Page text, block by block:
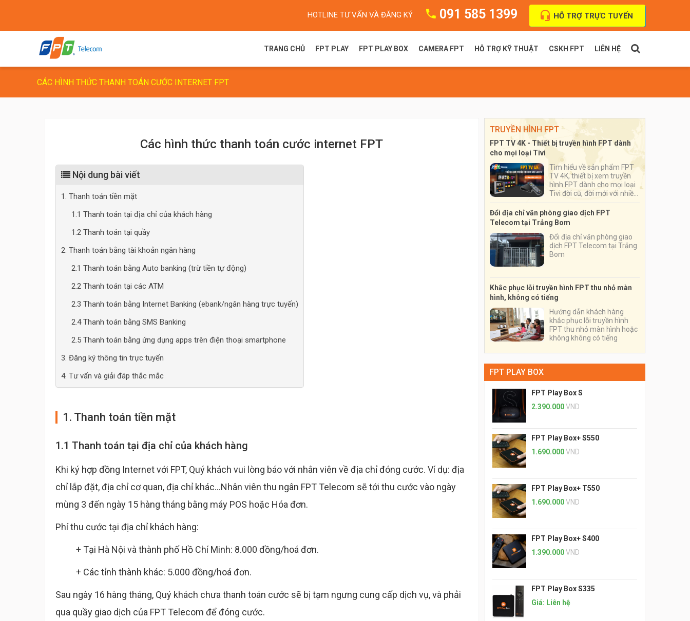
HOTLINE TƯ VẤN VÀ ĐĂNG KÝ 091 585 1399 HỖ TRỢ TRỰC TUYẾN
TRANG CHỦ FPT PLAY FPT PLAY BOX CAMERA FPT HỖ TRỢ KỸ THUẬT CSKH FPT LIÊN HỆ
CÁC HÌNH THỨC THANH TOÁN CƯỚC INTERNET FPT
Các hình thức thanh toán cước internet FPT
Nội dung bài viết
1. Thanh toán tiền mặt
1.1 Thanh toán tại địa chỉ của khách hàng
1.2 Thanh toán tại quầy
2. Thanh toán bằng tài khoản ngân hàng
2.1 Thanh toán bằng Auto banking (trừ tiền tự động)
2.2 Thanh toán tại các ATM
2.3 Thanh toán bằng Internet Banking (ebank/ngân hàng trực tuyến)
2.4 Thanh toán bằng SMS Banking
2.5 Thanh toán bằng ứng dụng apps trên điện thoại smartphone
3. Đăng ký thông tin trực tuyến
4. Tư vấn và giải đáp thắc mắc
1. Thanh toán tiền mặt
1.1 Thanh toán tại địa chỉ của khách hàng
Khi ký hợp đồng Internet với FPT, Quý khách vui lòng báo với nhân viên về địa chỉ đóng cước. Ví dụ: địa
chỉ lắp đặt, địa chỉ cơ quan, địa chỉ khác...Nhân viên thu ngân FPT Telecom sẽ tới thu cước vào ngày
mùng 3 đến ngày 15 hàng tháng bằng máy POS hoặc Hóa đơn.
Phí thu cước tại địa chỉ khách hàng:
+ Tại Hà Nội và thành phố Hồ Chí Minh: 8.000 đồng/hoá đơn.
+ Các tỉnh thành khác: 5.000 đồng/hoá đơn.
Sau ngày 16 hàng tháng, Quý khách chưa thanh toán cước sẽ bị tạm ngưng cung cấp dịch vụ, và phải
qua quầy giao dịch của FPT Telecom để đóng cước.
TRUYỀN HÌNH FPT
FPT TV 4K - Thiết bị truyền hình FPT dành
cho mọi loại Tivi
Tìm hiểu về sản phẩm FPT
TV 4K, thiết bị xem truyền
hình FPT dành cho mọi loại
Tivi đời cũ, đời mới với nhiều
kênh truyền hình lên tới hơn
200 kênh
Đổi địa chỉ văn phòng giao dịch FPT
Telecom tại Trảng Bom
Đổi địa chỉ văn phòng giao
dịch FPT Telecom tại Trảng
Bom
Khắc phục lỗi truyền hình FPT thu nhỏ màn
hình, không có tiếng
Hướng dẫn khách hàng
khắc phục lỗi truyền hình
FPT thu nhỏ màn hình hoặc
không không có tiếng
FPT PLAY BOX
FPT Play Box S
2.390.000VND
FPT Play Box+ S550
1.690.000VND
FPT Play Box+ T550
1.690.000VND
FPT Play Box+ S400
1.390.000VND
FPT Play Box S335
Giá: Liên hệ